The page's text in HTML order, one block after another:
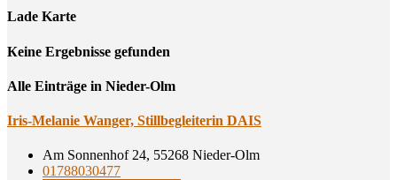
Lade Karte
Кeine Ergebnisse gefunden
Alle Einträge in Nieder-Olm
Iris-Mela­nie Wan­ger, Still­be­glei­te­rin DAIS
Am Sonnenhof 24, 55268 Nieder-Olm
01788030477